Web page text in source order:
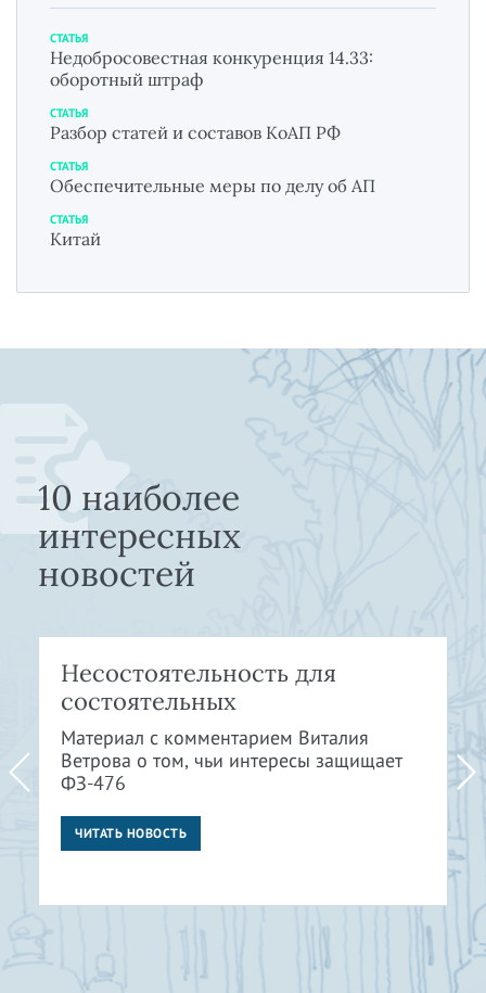
СТАТЬЯ
Недобросовестная конкуренция 14.33:
оборотный штраф
СТАТЬЯ
Разбор статей и составов КоАП РФ
СТАТЬЯ
Обеспечительные меры по делу об АП
СТАТЬЯ
Китай
10 наиболее
интересных
новостей
Несостоятельность для
состоятельных
Материал с комментарием Виталия
Ветрова о том, чьи интересы защищает
ФЗ-476
ЧИТАТЬ НОВОСТЬ